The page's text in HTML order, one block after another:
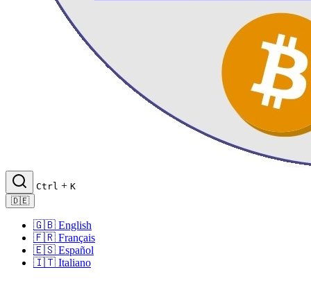
Ctrl + K
🇩🇪
🇬🇧 English
🇫🇷 Français
🇪🇸 Español
🇮🇹 Italiano